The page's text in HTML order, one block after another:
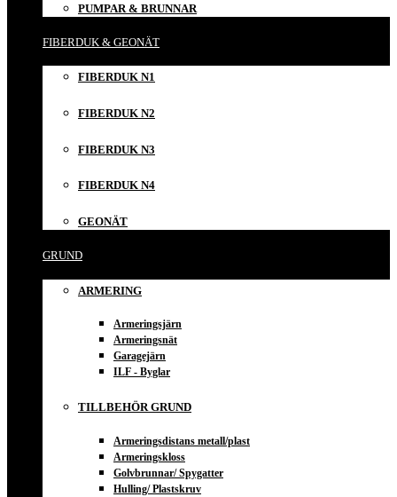
PUMPAR & BRUNNAR
FIBERDUK & GEONÄT
FIBERDUK N1
FIBERDUK N2
FIBERDUK N3
FIBERDUK N4
GEONÄT
GRUND
ARMERING
Armeringsjärn
Armeringsnät
Garagejärn
ILF - Byglar
TILLBEHÖR GRUND
Armeringsdistans metall/plast
Armeringskloss
Golvbrunnar/ Spygatter
Hulling/ Plastskruv